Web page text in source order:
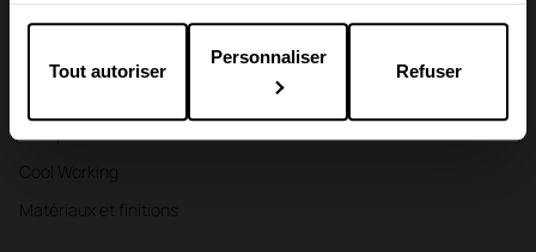
Tout autoriser
Personnaliser
Refuser
Bureaux
Matériaux et finitions